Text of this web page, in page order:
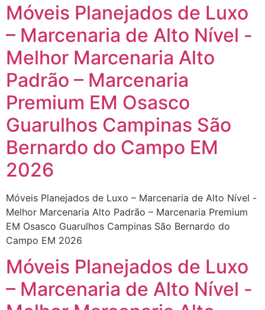
Móveis Planejados de Luxo
– Marcenaria de Alto Nível -
Melhor Marcenaria Alto
Padrão – Marcenaria
Premium EM Osasco
Guarulhos Campinas São
Bernardo do Campo EM
2026
Móveis Planejados de Luxo – Marcenaria de Alto Nível -
Melhor Marcenaria Alto Padrão – Marcenaria Premium
EM Osasco Guarulhos Campinas São Bernardo do
Campo EM 2026
Móveis Planejados de Luxo
– Marcenaria de Alto Nível -